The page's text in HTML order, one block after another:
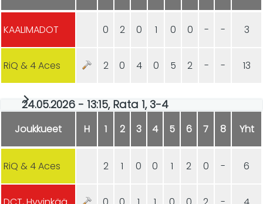
KAALIMADOT 0 2 0 1 0 0 - - 3
RiQ & 4 Aces 2 0 4 0 5 2 - - 13
24.05.2026 - 13:15, Rata 1, 3-4
Joukkueet H 1 2 3 4 5 6 7 8 Yht
RiQ & 4 Aces 2 1 0 0 1 2 0 - 6